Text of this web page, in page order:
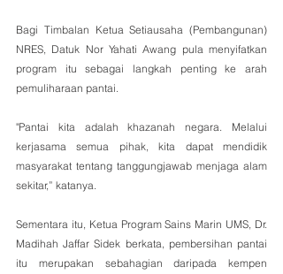
Bagi Timbalan Ketua Setiausaha (Pembangunan)
NRES, Datuk Nor Yahati Awang pula menyifatkan
program itu sebagai langkah penting ke arah
pemuliharaan pantai.
"Pantai kita adalah khazanah negara. Melalui
kerjasama semua pihak, kita dapat mendidik
masyarakat tentang tanggungjawab menjaga alam
sekitar,” katanya.
Sementara itu, Ketua Program Sains Marin UMS, Dr.
Madihah Jaffar Sidek berkata, pembersihan pantai
itu merupakan sebahagian daripada kempen